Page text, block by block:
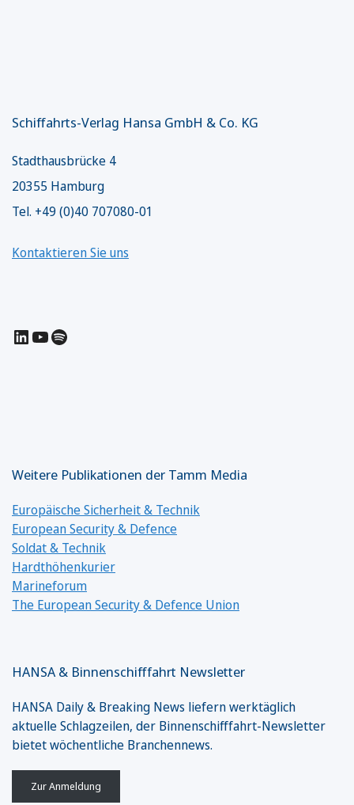
Schiffahrts-Verlag Hansa GmbH & Co. KG
Stadthausbrücke 4
20355 Hamburg
Tel. +49 (0)40 707080-01
Kontaktieren Sie uns
LinkedIn
YouTube
Spotify
Weitere Publikationen der Tamm Media
Europäische Sicherheit & Technik
European Security & Defence
Soldat & Technik
Hardthöhenkurier
Marineforum
The European Security & Defence Union
HANSA & Binnenschifffahrt Newsletter
HANSA Daily & Breaking News liefern werktäglich
aktuelle Schlagzeilen, der Binnenschifffahrt-Newsletter
bietet wöchentliche Branchennews.
Zur Anmeldung